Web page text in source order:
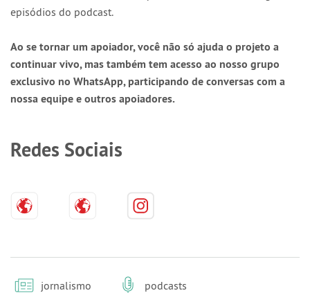
episódios do podcast.
Ao se tornar um apoiador, você não só ajuda o projeto a
continuar vivo, mas também tem acesso ao nosso grupo
exclusivo no WhatsApp, participando de conversas com a
nossa equipe e outros apoiadores.
Redes Sociais
jornalismo podcasts